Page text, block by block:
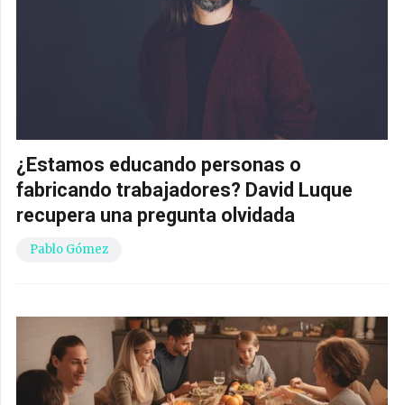
¿Estamos educando personas o
fabricando trabajadores? David Luque
recupera una pregunta olvidada
Pablo Gómez